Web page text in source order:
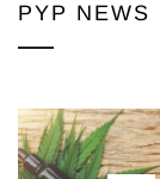
PYP NEWS